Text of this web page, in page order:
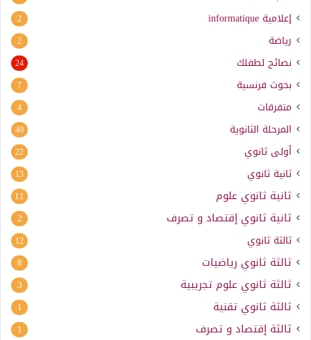
إعلامية informatique
2
رياضة 2
نصائح لطفلك 24
بحوث فرنسية 7
متفرقات 4
المرحلة الثانوية 49
أولى ثانوي 22
ثانية ثانوي 13
ثانية ثانوي علوم 11
ثانية ثانوي إقتصاد و تصرف 2
ثالثة ثانوي 12
ثالثة ثانوي رياضيات 8
ثالثة ثانوي علوم تجريبية 3
ثالثة ثانوي تقنية 1
ثالثة إقتصاد و تصرف 1